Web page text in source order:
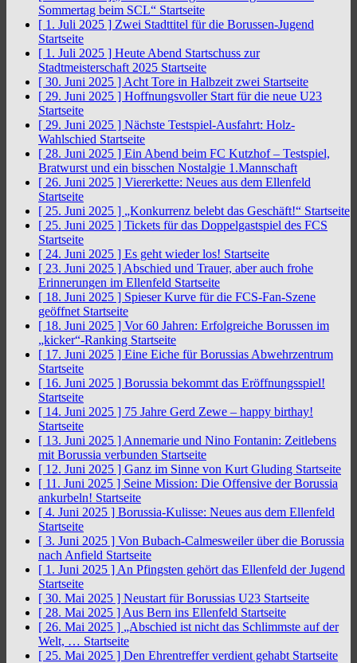
Sommertag beim SCL“ Startseite
[ 1. Juli 2025 ] Zwei Stadttitel für die Borussen-Jugend
Startseite
[ 1. Juli 2025 ] Heute Abend Startschuss zur
Stadtmeisterschaft 2025 Startseite
[ 30. Juni 2025 ] Acht Tore in Halbzeit zwei Startseite
[ 29. Juni 2025 ] Hoffnungsvoller Start für die neue U23
Startseite
[ 29. Juni 2025 ] Nächste Testspiel-Ausfahrt: Holz-
Wahlschied Startseite
[ 28. Juni 2025 ] Ein Abend beim FC Kutzhof – Testspiel,
Bratwurst und ein bisschen Nostalgie 1.Mannschaft
[ 26. Juni 2025 ] Viererkette: Neues aus dem Ellenfeld
Startseite
[ 25. Juni 2025 ] „Konkurrenz belebt das Geschäft!“ Startseite
[ 25. Juni 2025 ] Tickets für das Doppelgastspiel des FCS
Startseite
[ 24. Juni 2025 ] Es geht wieder los! Startseite
[ 23. Juni 2025 ] Abschied und Trauer, aber auch frohe
Erinnerungen im Ellenfeld Startseite
[ 18. Juni 2025 ] Spieser Kurve für die FCS-Fan-Szene
geöffnet Startseite
[ 18. Juni 2025 ] Vor 60 Jahren: Erfolgreiche Borussen im
„kicker“-Ranking Startseite
[ 17. Juni 2025 ] Eine Eiche für Borussias Abwehrzentrum
Startseite
[ 16. Juni 2025 ] Borussia bekommt das Eröffnungsspiel!
Startseite
[ 14. Juni 2025 ] 75 Jahre Gerd Zewe – happy birthay!
Startseite
[ 13. Juni 2025 ] Annemarie und Nino Fontanin: Zeitlebens
mit Borussia verbunden Startseite
[ 12. Juni 2025 ] Ganz im Sinne von Kurt Gluding Startseite
[ 11. Juni 2025 ] Seine Mission: Die Offensive der Borussia
ankurbeln! Startseite
[ 4. Juni 2025 ] Borussia-Kulisse: Neues aus dem Ellenfeld
Startseite
[ 3. Juni 2025 ] Von Bubach-Calmesweiler über die Borussia
nach Anfield Startseite
[ 1. Juni 2025 ] An Pfingsten gehört das Ellenfeld der Jugend
Startseite
[ 30. Mai 2025 ] Neustart für Borussias U23 Startseite
[ 28. Mai 2025 ] Aus Bern ins Ellenfeld Startseite
[ 26. Mai 2025 ] „Abschied ist nicht das Schlimmste auf der
Welt, … Startseite
[ 25. Mai 2025 ] Den Ehrentreffer verdient gehabt Startseite